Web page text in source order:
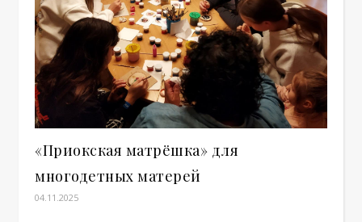
«Приокская матрёшка» для
многодетных матерей
04.11.2025